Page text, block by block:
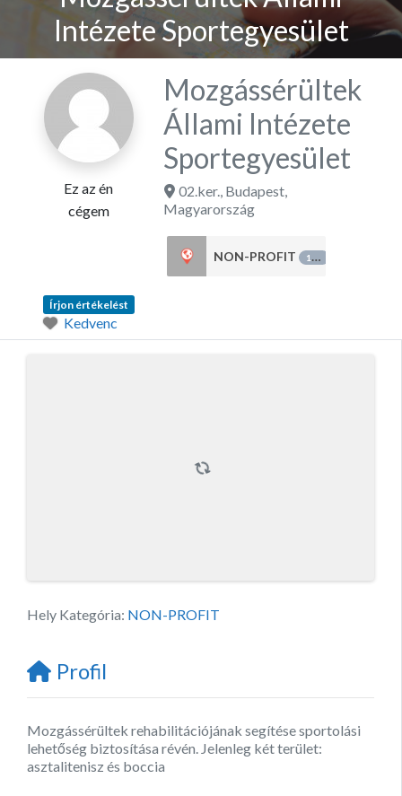
Intézete Sportegyesület
Ez az én
cégem
Mozgássérültek
Állami Intézete
Sportegyesület
02.ker., Budapest,
Magyarország
NON-PROFIT 151
Írjon értékelést
Kedvenc
Hely Kategória: NON-PROFIT
Profil
Mozgássérültek rehabilitációjának segítése sportolási
lehetőség biztosítása révén. Jelenleg két terület:
asztalitenisz és boccia